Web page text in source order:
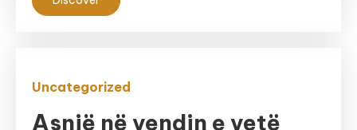
Uncategorized
Asnjë në vendin e vetë